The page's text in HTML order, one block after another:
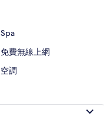
Spa
免費無線上網
空調